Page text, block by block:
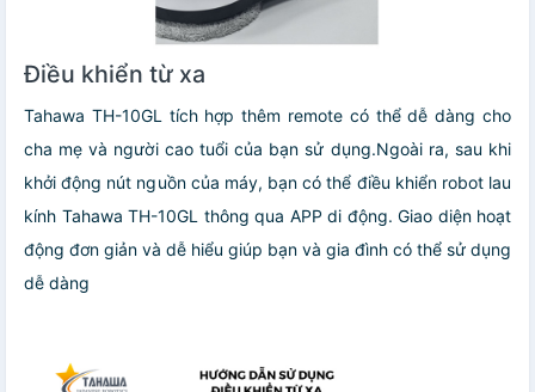
Điều khiển từ xa
Tahawa TH-10GL tích hợp thêm remote có thể dễ dàng cho
cha mẹ và người cao tuổi của bạn sử dụng.Ngoài ra, sau khi
khởi động nút nguồn của máy, bạn có thể điều khiển robot lau
kính Tahawa TH-10GL thông qua APP di động. Giao diện hoạt
động đơn giản và dễ hiểu giúp bạn và gia đình có thể sử dụng
dễ dàng